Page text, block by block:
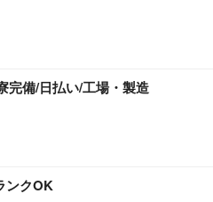
完備/日払い/工場・製造
ンクOK